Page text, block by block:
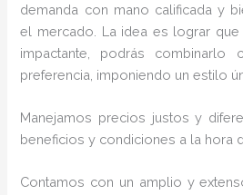
demanda con mano calificada y
el mercado. La idea es lograr
impactante, podrás
preferencia, imponiendo un estilo
Manejamos precios justos y
beneficios y condiciones a la hora
Contamos con un amplio y